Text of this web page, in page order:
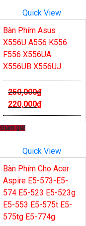
Quick View
Bàn Phím Asus
X556U A556 K556
F556 X556UA
X556UB X556UJ
250,000₫
220,000₫
Giảm giá!
Quick View
Bàn Phím Cho Acer
Aspire E5-573-E5-
574 E5-523 E5-523g
E5-553 E5-575t E5-
575tg E5-774g